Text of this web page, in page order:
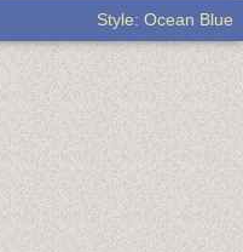
Style: Ocean Blue